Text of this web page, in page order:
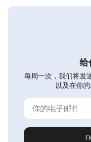
给
每周一次，我们将发
以及在你